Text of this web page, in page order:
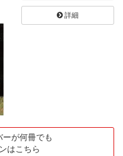
詳細
が何冊でも
はこちら